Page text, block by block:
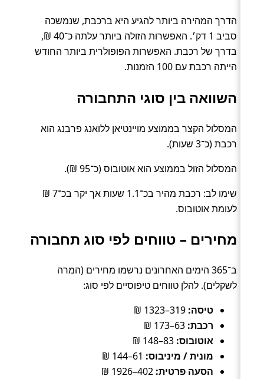
הדרך המהירה ביותר להגיע היא ברכבת, שנמשכה
סביב 1 דק׳. האפשרות הזולה ביותר עלתה כ־40 ₪,
בדרך של רכבת. האפשרות הפופולרית ביותר החודש
הייתה רכבת עם 100 הזמנות.
השוואה בין סוגי התחבורה
המסלול הקצר בממוצע מויינטיאן ללואנג פרבנג הוא
רכבת (כ־3 שעות).
המסלול הזול בממוצע הוא אוטובוס (כ־95 ₪).
שימו לב: רכבת מהיר בכ־1.1 שעות אך יקר בכ־7 ₪
לעומת אוטובוס.
מחירים – טווחים לפי סוג תחבורה
ב־365 הימים האחרונים נרשמו מחירים (המרה
לשקלים). להלן טווחים טיפוסיים לפי סוג:
טיסה:
רכבת:
אוטובוס:
מונית / מיניבוס:
הסעה פרטית: